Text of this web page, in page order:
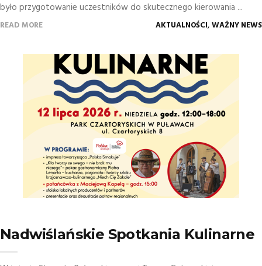
było przygotowanie uczestników do skutecznego kierowania ...
READ MORE AKTUALNOŚCI,WAŻNY NEWS
Nadwiślańskie Spotkania Kulinarne